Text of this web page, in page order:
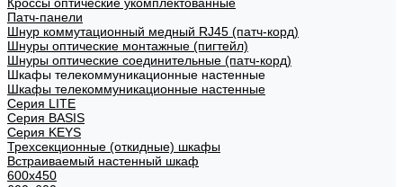
Патч-панели
Шнур коммутационный медный RJ45 (патч-корд)
Шнуры оптические монтажные (пигтейл)
Шнуры оптические соединительные (патч-корд)
Шкафы телекоммуникационные настенные
Шкафы телекоммуникационные настенные
Cерия LITE
Cерия BASIS
Cерия KEYS
Трехсекционные (откидные) шкафы
Встраиваемый настенный шкаф
600x450